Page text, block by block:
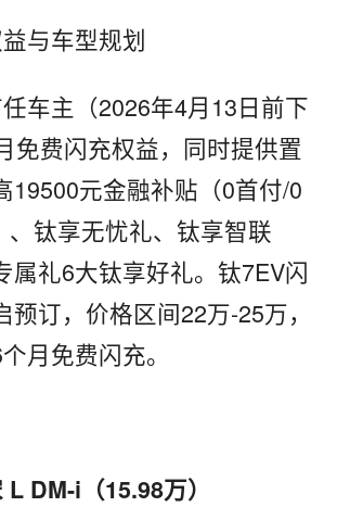
益与车型规划
车主（2026年4月13日前下
免费闪充权益，同时提供置
19500元金融补贴（0首付/0
、钛享无忧礼、钛享智联
属礼6大钛享好礼。钛7EV闪
预订，价格区间22万-25万，
月免费闪充。
DM-i（15.98万）